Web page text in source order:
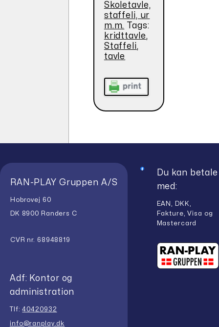
Skoletavle,
staffeli, ur
m.m.
Tags:
kridttavle,
Staffeli,
tavle
RAN-PLAY Gruppen A/S
Hobrovej 60
DK 8900 Randers C
CVR nr. 68948819
Adf: Kontor og
administration
Tlf:40420932
info@ranplay.dk
Du kan betale
med:
EAN, DKK,
Fakture, Visa og
Mastercard